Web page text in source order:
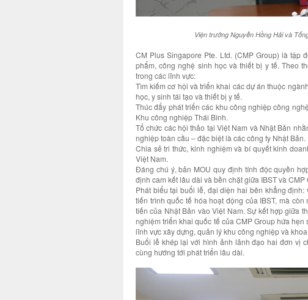
Viện trưởng Nguyễn Hồng Hải và
CM Plus Singapore Pte. Ltd. (CMP Group) là tập
phẩm, công nghệ sinh học và thiết bị y tế. Theo
trong các lĩnh vực:
Tìm kiếm cơ hội và triển khai các dự án thuộc
học, y sinh tái tạo và thiết bị y tế.
Thúc đẩy phát triển các khu công nghiệp công
Khu công nghiệp Thái Bình.
Tổ chức các hội thảo tại Việt Nam và Nhật Bản
nghiệp toàn cầu – đặc biệt là các công ty Nhật Bản.
Chia sẻ tri thức, kinh nghiệm và bí quyết kinh
Việt Nam.
Đáng chú ý, bản MOU quy định tính độc quyền
định cam kết lâu dài và bền chặt giữa IBST và CMP
Phát biểu tại buổi lễ, đại diện hai bên khẳng
tiến trình quốc tế hóa hoạt động của IBST, mà
tiến của Nhật Bản vào Việt Nam. Sự kết hợp giữa
nghiệm triển khai quốc tế của CMP Group hứa
lĩnh vực xây dựng, quản lý khu công nghiệp và
Buổi lễ khép lại với hình ảnh lãnh đạo hai đơn vị
cùng hướng tới phát triển lâu dài.